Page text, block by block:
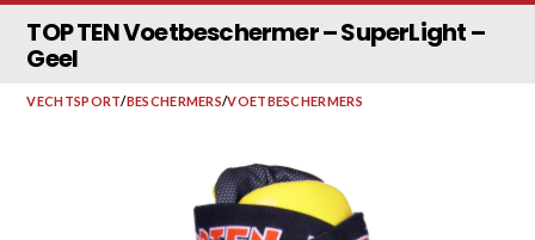
TOP TEN Voetbeschermer – SuperLight –
Geel
VECHTSPORT/BESCHERMERS/VOETBESCHERMERS